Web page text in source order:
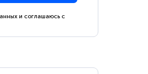
и соглашаюсь с